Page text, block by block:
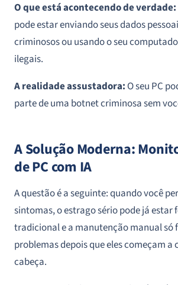
O que está acontecendo de verdade:
pode estar enviando seus dados
criminosos ou usando o seu
ilegais.
A realidade assustadora: O seu PC
parte de uma botnet criminosa sem
A Solução Moderna:
de PC com IA
A questão é a seguinte: quando você
sintomas, o estrago sério pode já estar
tradicional e a manutenção manual só
problemas depois que eles começam a
cabeça.